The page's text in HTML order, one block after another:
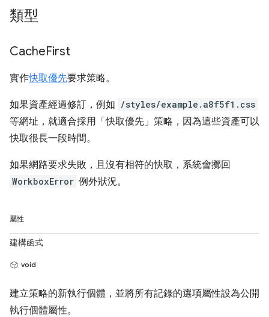
類型
CacheFirst
實作快取優先要求策略。
如果資產經過修訂，例如 /styles/example.a8f5f1.css
等網址，就適合採用「快取優先」策略，因為這些資產可以
快取很長一段時間。
如果網路要求失敗，且沒有相符的快取，系統會擲回
WorkboxError 例外狀況。
屬性
建構函式
void
建立策略的新執行個體，並將所有記錄的選項屬性設為公開
執行個體屬性。